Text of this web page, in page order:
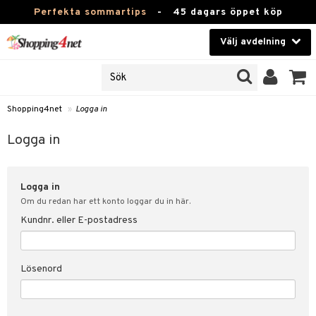
Perfekta sommartips - 45 dagars öppet köp
Välj avdelning
Kontaktlinser
Hälsokost
Fitness
Hem & Inredning
Leksaker, Barn & Baby
Varumärken
Shopping4net » Logga in
Logga in
Logga in
Om du redan har ett konto loggar du in här.
Kundnr. eller E-postadress
Lösenord
svar